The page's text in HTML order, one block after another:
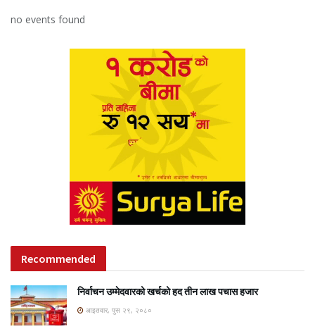
no events found
Recommended
निर्वाचन उम्मेदवारको खर्चको हद तीन लाख पचास हजार
आइतवार, पुस २९, २०८०